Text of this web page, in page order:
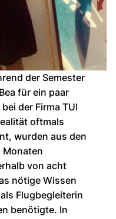
der Semester
für ein paar
der Firma TUI
oftmals
wurden aus den
von acht
nötige Wissen
Flugbegleiterin
benötigte. In